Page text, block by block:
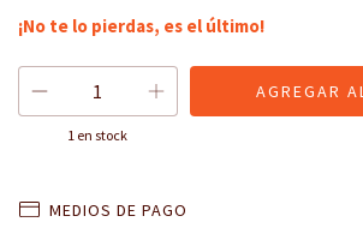
¡No te lo pierdas, es el último!
1 en stock
MEDIOS DE PAGO